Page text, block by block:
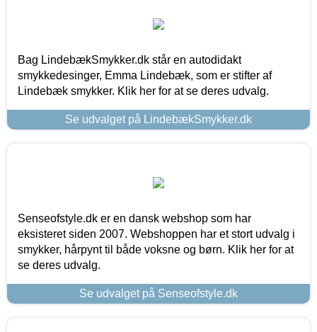
Bag LindebækSmykker.dk står en autodidakt
smykkedesinger, Emma Lindebæk, som er stifter af
Lindebæk smykker. Klik her for at se deres udvalg.
Se udvalget på LindebækSmykker.dk
Senseofstyle.dk er en dansk webshop som har
eksisteret siden 2007. Webshoppen har et stort udvalg i
smykker, hårpynt til både voksne og børn. Klik her for at
se deres udvalg.
Se udvalget på Senseofstyle.dk